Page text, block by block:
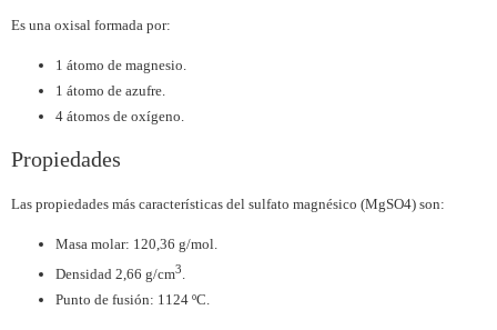
Es una oxisal formada por:
1 átomo de magnesio.
1 átomo de azufre.
4 átomos de oxígeno.
Propiedades
Las propiedades más características del sulfato magnésico (MgSO4) son:
Masa molar: 120,36 g/mol.
Densidad 2,66 g/cm3
Punto de fusión: 1124 ºC.